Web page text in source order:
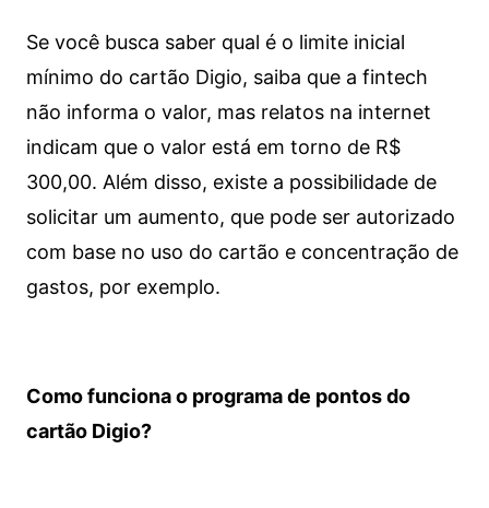
Se você busca saber qual é o limite inicial
mínimo do cartão Digio, saiba que a fintech
não informa o valor, mas relatos na internet
indicam que o valor está em torno de R$
300,00. Além disso, existe a possibilidade de
solicitar um aumento, que pode ser autorizado
com base no uso do cartão e concentração de
gastos, por exemplo.
Como funciona o programa de pontos do
cartão Digio?